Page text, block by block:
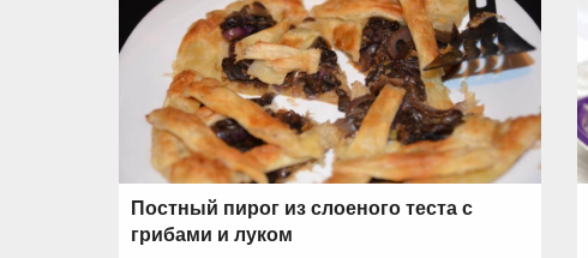
Постный пирог из слоеного теста с
грибами и луком